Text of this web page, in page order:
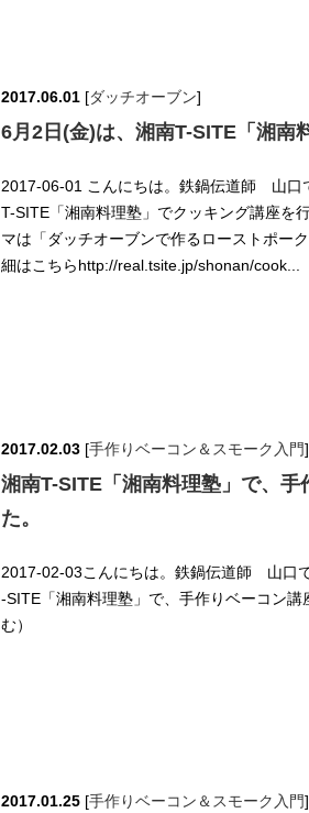
2017.06.01 [ダッチオーブン]
6月2日(金)は、湘南T-SITE「湘南
2017-06-01 こんにちは。鉄鍋伝道師 山口
T-SITE「湘南料理塾」でクッキング講座を
マは「ダッチオーブンで作るローストポー
細はこちらhttp://real.tsite.jp/shonan/cook...
2017.02.03 [手作りベーコン＆スモーク入門]
湘南T-SITE「湘南料理塾」で、
た。
2017-02-03こんにちは。鉄鍋伝道師 山口
-SITE「湘南料理塾」で、手作りベーコン
む）
2017.01.25 [手作りベーコン＆スモーク入門]